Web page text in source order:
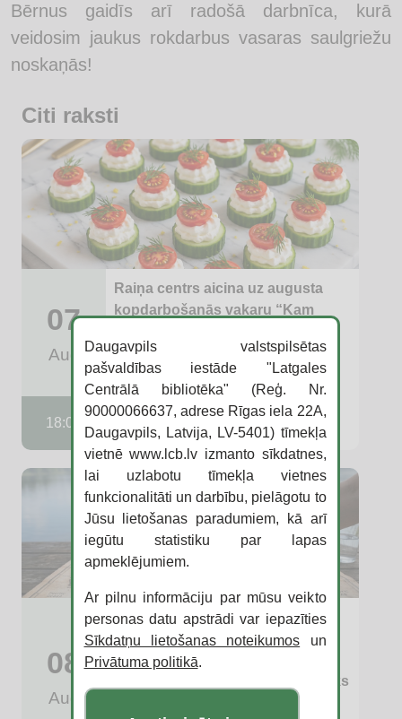
Bērnus gaidīs arī radošā darbnīca, kurā
veidosim jaukus rokdarbus vasaras saulgriežu
noskaņās!
Citi raksti
07
Aug
18:00
Raiņa centrs aicina uz augusta
kopdarbošanās vakaru “Kam
Komunālā ielā 2
Raiņa centrs
08
Aug
LCB ASV Informācijas centrs un
ASV vēstniecība Latvijā aicina
iepazīt Amerikas Savienotās
Valstis jauniešu festivālā “Artišoks
Daugavpils valstspilsētas
pašvaldības iestāde "Latgales
Centrālā bibliotēka" (Reģ. Nr.
90000066637, adrese Rīgas iela 22A,
Daugavpils, Latvija, LV-5401) tīmekļa
vietnē www.lcb.lv izmanto sīkdatnes,
lai uzlabotu tīmekļa vietnes
funkcionalitāti un darbību, pielāgotu to
Jūsu lietošanas paradumiem, kā arī
iegūtu statistiku par lapas
apmeklējumiem.
Ar pilnu informāciju par mūsu veikto
personas datu apstrādi var iepazīties
Sīkdatņu lietošanas noteikumos un
Privātuma politikā.